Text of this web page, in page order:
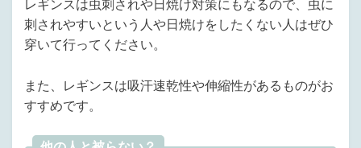
レギンスは虫刺されや日焼け対策にもなるので、虫に
刺されやすいという人や日焼けをしたくない人はぜひ
穿いて行ってください。
また、レギンスは吸汗速乾性や伸縮性があるものがお
すすめです。